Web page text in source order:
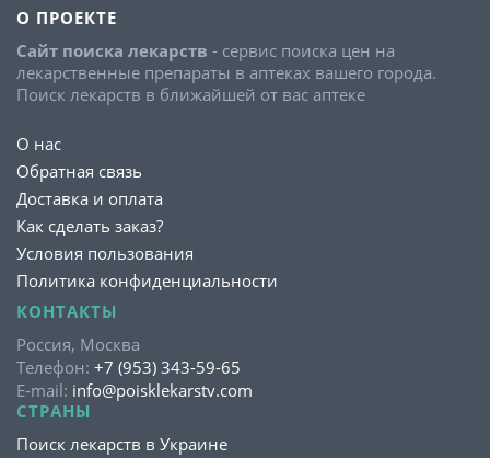
О ПРОЕКТЕ
Сайт поиска лекарств - сервис поиска цен на
лекарственные препараты в аптеках вашего города.
Поиск лекарств в ближайшей от вас аптеке
О нас
Обратная связь
Доставка и оплата
Как сделать заказ?
Условия пользования
Политика конфиденциальности
КОНТАКТЫ
Россия, Москва
Телефон: +7 (953) 343-59-65
E-mail: info@poisklekarstv.com
СТРАНЫ
Поиск лекарств в Украине